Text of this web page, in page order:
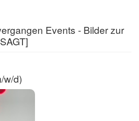
Events - Bilder zur
w/d)